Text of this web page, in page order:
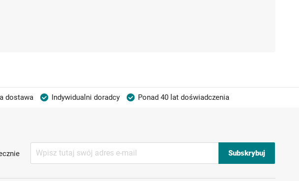
dostawa Indywidualni doradcy
Ponad 40 lat doświadczenia
nasz
Subskrybuj